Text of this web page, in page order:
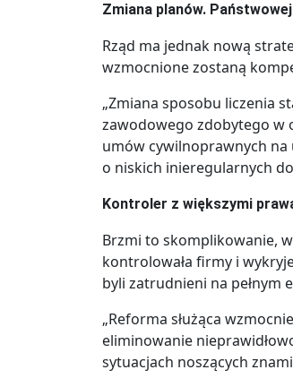
Zmiana planów.
Rząd ma jednak nową
wzmocnione zostaną
„Zmiana sposobu liczenia
zawodowego zdobytego w
umów cywilnoprawnych na
o niskich inieregularnych
Kontroler z większymi
Brzmi to skomplikowanie,
kontrolowała firmy i
byli zatrudnieni na pełnym
„Reforma służąca
eliminowanie
sytuacjach noszących